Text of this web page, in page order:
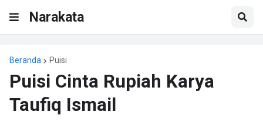
Narakata
Beranda Puisi
Puisi Cinta Rupiah Karya
Taufiq Ismail